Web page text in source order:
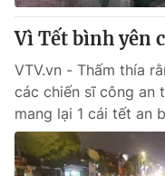
Vì Tết bình yên
VTV.vn - Thấm thía
các chiến sĩ công an
mang lại 1 cái tết an